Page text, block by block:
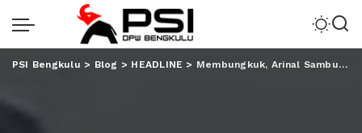
PSI Bengkulu > Blog > HEADLINE > Membungkuk, Arinal Sambut Jokowi Tinjau Jalan Rusak